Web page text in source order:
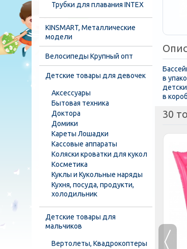
в
в
30
Трубки для плавания INTEX
KINSMART, Металлические
модели
Велосипеды Крупный опт
Детские товары для девочек
Аксессуары
Бытовая техника
Доктора
Домики
Кареты Лошадки
Кассовые аппараты
Коляски кроватки для кукол
Косметика
Куклы и Кукольные наряды
Кухня, посуда, продукти,
холодильник
Детские товары для
мальчиков
Вертолеты, Квадрокоптеры